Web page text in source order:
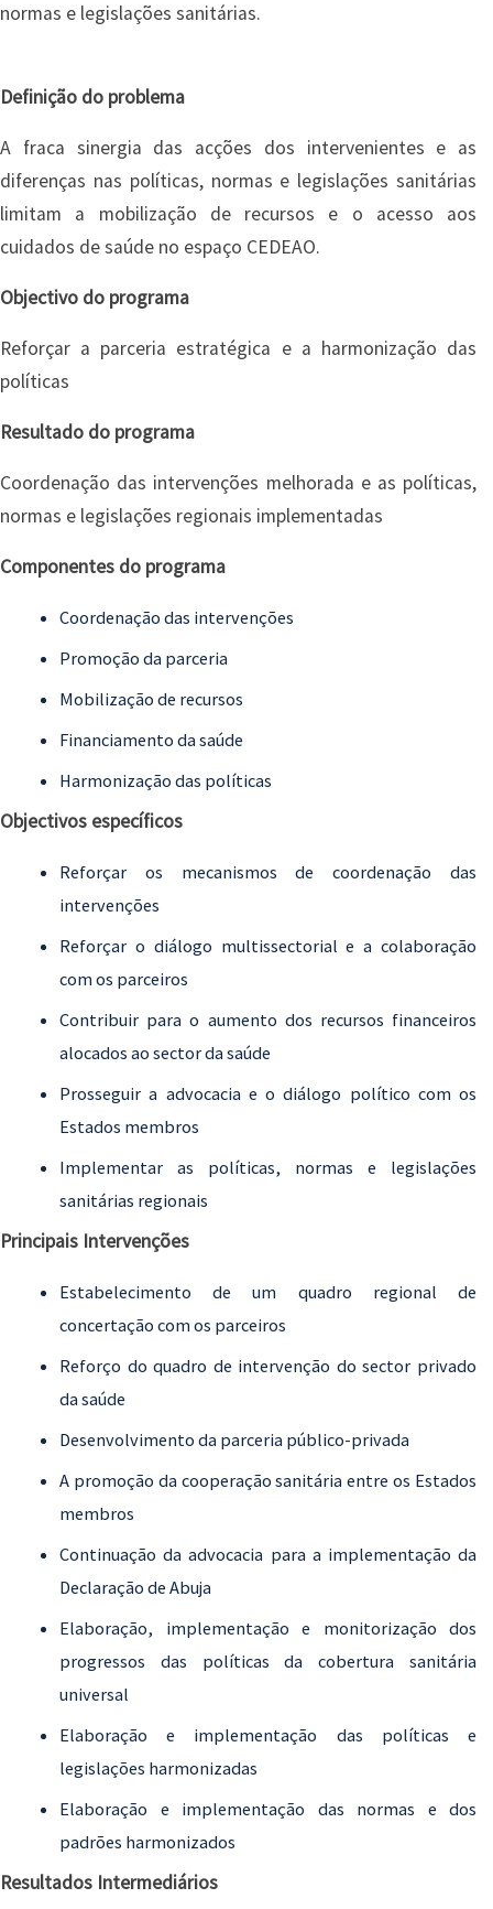
normas e legislações sanitárias.
Definição do problema
A fraca sinergia das acções dos intervenientes e as
diferenças nas políticas, normas e legislações sanitárias
limitam a mobilização de recursos e o acesso aos
cuidados de saúde no espaço CEDEAO.
Objectivo do programa
Reforçar a parceria estratégica e a harmonização das
políticas
Resultado do programa
Coordenação das intervenções melhorada e as políticas,
normas e legislações regionais implementadas
Componentes do programa
Coordenação das intervenções
Promoção da parceria
Mobilização de recursos
Financiamento da saúde
Harmonização das políticas
Objectivos específicos
Reforçar os mecanismos de coordenação das
intervenções
Reforçar o diálogo multissectorial e a colaboração
com os parceiros
Contribuir para o aumento dos recursos financeiros
alocados ao sector da saúde
Prosseguir a advocacia e o diálogo político com os
Estados membros
Implementar as políticas, normas e legislações
sanitárias regionais
Principais Intervenções
Estabelecimento de um quadro regional de
concertação com os parceiros
Reforço do quadro de intervenção do sector privado
da saúde
Desenvolvimento da parceria público-privada
A promoção da cooperação sanitária entre os Estados
membros
Continuação da advocacia para a implementação da
Declaração de Abuja
Elaboração, implementação e monitorização dos
progressos das políticas da cobertura sanitária
universal
Elaboração e implementação das políticas e
legislações harmonizadas
Elaboração e implementação das normas e dos
padrões harmonizados
Resultados Intermediários